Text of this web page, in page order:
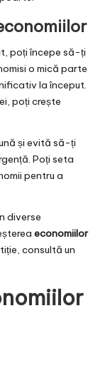
poți începe să-ți
o mică parte
la început.
poți crește
și evită să-ți
Poți seta
pentru a
diverse
economiilor
consultă un